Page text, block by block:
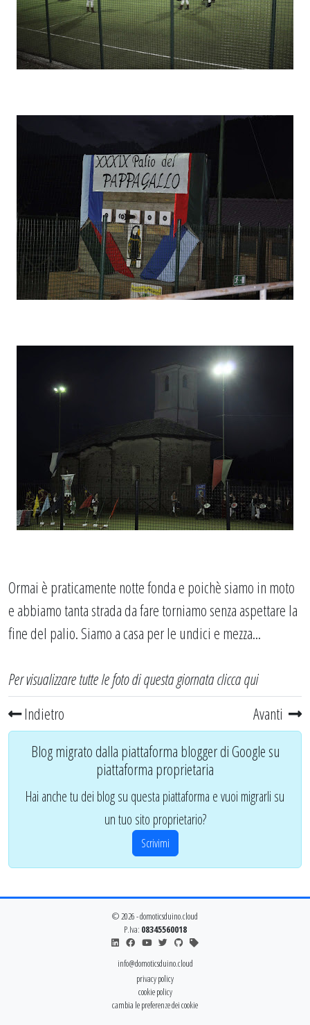
Ormai è praticamente notte fonda e poichè siamo in moto
e abbiamo tanta strada da fare torniamo senza aspettare la
fine del palio. Siamo a casa per le undici e mezza...
Per visualizzare tutte le foto di questa giornataclicca qui
Indietro
Avanti
Blog migrato dalla piattaforma blogger di Google su
piattaforma proprietaria
Hai anche tu dei blog su questa piattaforma e vuoi migrarli su
un tuo sito proprietario?
Scrivimi
© 2026 - domoticsduino.cloud
P.Iva: 08345560018
info@domoticsduino.cloud
privacy policy
cookie policy
cambia le preferenze dei cookie